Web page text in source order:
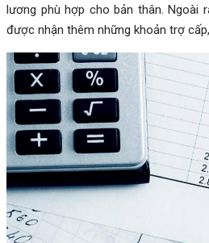
lương phù hợp cho bản thân. Ngoài
được nhận thêm những khoản trợ